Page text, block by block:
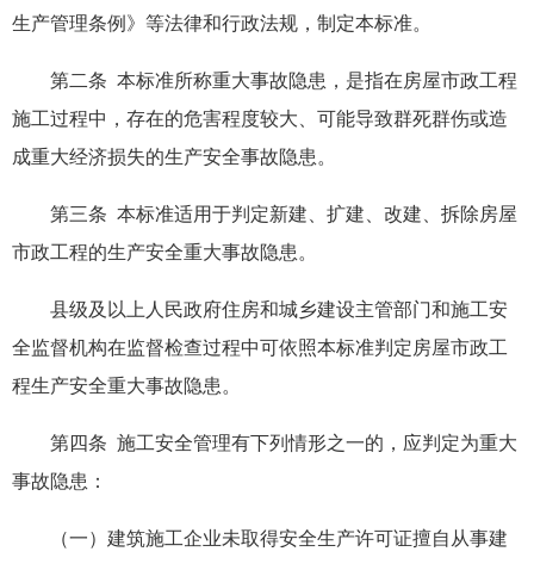
生产管理条例》等法律和行政法规，制定本标准。
第二条 本标准所称重大事故隐患，是指在房屋市政工程
施工过程中，存在的危害程度较大、可能导致群死群伤或造
成重大经济损失的生产安全事故隐患。
第三条 本标准适用于判定新建、扩建、改建、拆除房屋
市政工程的生产安全重大事故隐患。
县级及以上人民政府住房和城乡建设主管部门和施工安
全监督机构在监督检查过程中可依照本标准判定房屋市政工
程生产安全重大事故隐患。
第四条 施工安全管理有下列情形之一的，应判定为重大
事故隐患：
（一）建筑施工企业未取得安全生产许可证擅自从事建